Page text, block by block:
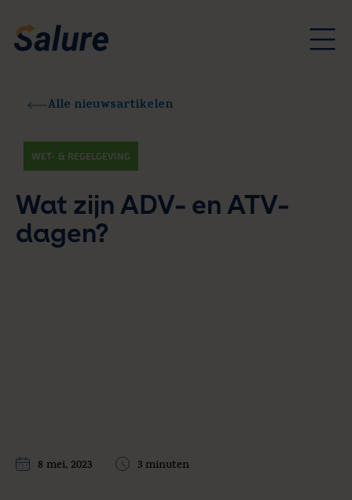
Alle nieuwsartikelen
WET- & REGELGEVING
Wat zijn ADV- en ATV-
dagen?
8 mei, 2023 3 minuten